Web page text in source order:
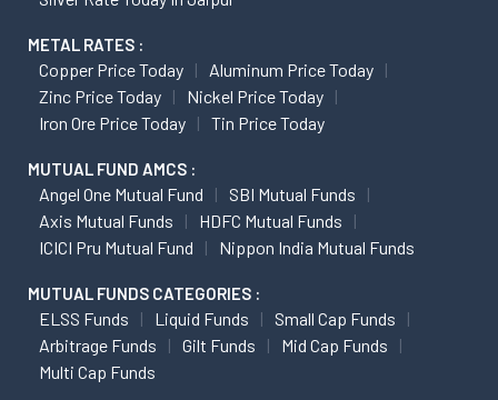
METAL RATES :
Copper Price Today
Aluminum Price Today
Zinc Price Today
Nickel Price Today
Iron Ore Price Today
Tin Price Today
MUTUAL FUND AMCS :
Angel One Mutual Fund
SBI Mutual Funds
Axis Mutual Funds
HDFC Mutual Funds
ICICI Pru Mutual Fund
Nippon India Mutual Funds
MUTUAL FUNDS CATEGORIES :
ELSS Funds Liquid Funds
Small Cap Funds
Arbitrage Funds
Gilt Funds
Mid Cap Funds
Multi Cap Funds